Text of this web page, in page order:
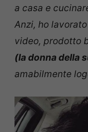
a casa e
Anzi, ho
video, prodotto
(la donna della
amabilmente